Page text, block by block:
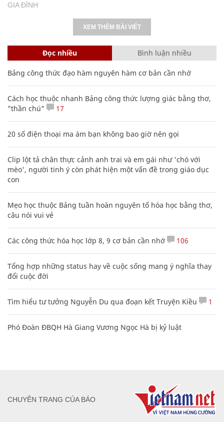
GIA ĐÌNH
XEM THÊM BÀI VIẾT
Đọc nhiều Bình luận nhiều
Bảng công thức đạo hàm nguyên hàm cơ bản cần nhớ
Cách học thuộc nhanh Bảng công thức lượng giác bằng thơ,
"thần chú"
17
20 số điện thoại ma ám bạn không bao giờ nên gọi
Clip lột tả chân thực cảnh anh trai và em gái như 'chó với
mèo', người tinh ý còn phát hiện một vấn đề trong giáo dục
con
Mẹo học thuộc Bảng tuần hoàn nguyên tố hóa học bằng thơ,
câu nói vui vẻ
Các công thức hóa học lớp 8, 9 cơ bản cần nhớ 106
Tổng hợp những status hay về cuộc sống mang ý nghĩa thay
đổi cuộc đời
Tìm hiểu tư tưởng Nguyễn Du qua đoạn kết Truyện Kiều 1
Phó Đoàn ĐBQH Hà Giang Vương Ngọc Hà bị kỷ luật
CHUYÊN TRANG CỦA BÁO